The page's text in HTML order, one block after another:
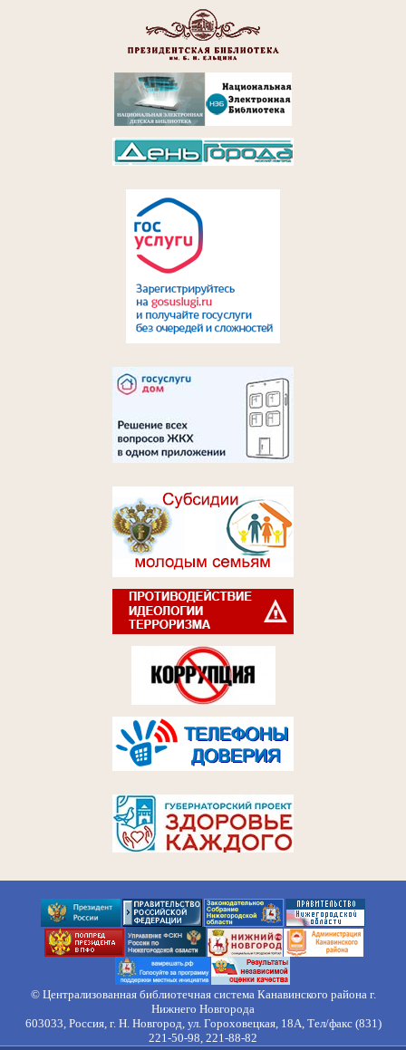
© Централизованная библиотечная система Канавинского района г.
Нижнего Новгорода
603033, Россия, г. Н. Новгород, ул. Гороховецкая, 18А, Тел/факс (831)
221-50-98, 221-88-82